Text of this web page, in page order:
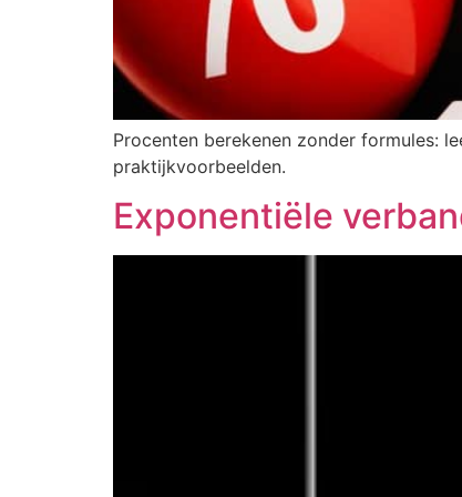
Procenten berekenen zonder formules:
praktijkvoorbeelden.
Exponentiële